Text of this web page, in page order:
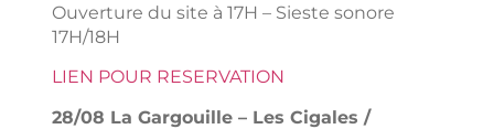
Ouverture du site à 17H – Sieste sonore
17H/18H
LIEN POUR RESERVATION
28/08 La Gargouille – Les Cigales /